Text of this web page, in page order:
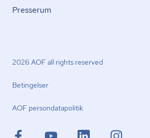
Presserum
2026 AOF all rights reserved
Betingelser
AOF per­son­da­ta­po­li­tik